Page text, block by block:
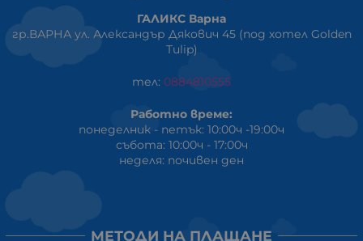
ГАЛИКС Варна
гр.ВАРНА ул. Александър Дякович 45 (под хотел Golden
Tulip)
тел: 0884810555
Работно време:
понеделник - петък: 10:00ч -19:00ч
събота: 10:00ч - 17:00ч
неделя: почивен ден
МЕТОДИ НА ПЛАЩАНЕ